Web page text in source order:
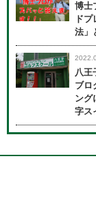
博士
ド
法」
八王
ブロ
ング
字ス
用賀校